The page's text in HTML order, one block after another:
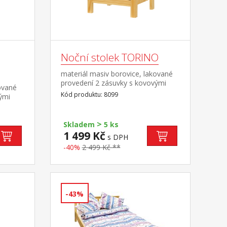
Noční stolek TORINO
materiál masiv borovice, lakované
provedení 2 zásuvky s kovovými
pojezdy
Kód produktu: 8099
Skladem > 5 ks
1 499 Kč s DPH
-40% 2 499 Kč **
-43%